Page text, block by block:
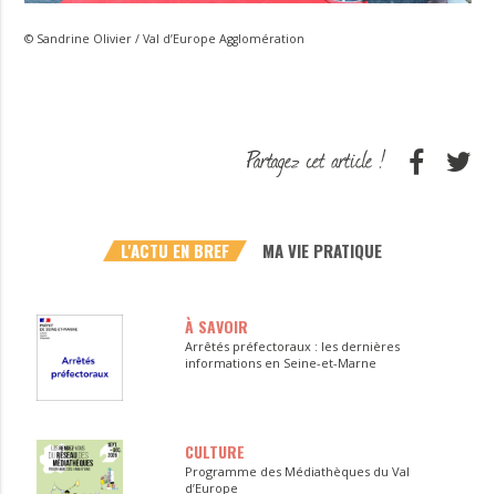
© Sandrine Olivier / Val d’Europe Agglomération
L'ACTU EN BREF MA VIE PRATIQUE
À SAVOIR
Arrêtés préfectoraux : les dernières
informations en Seine-et-Marne
CULTURE
Programme des Médiathèques du Val
d’Europe